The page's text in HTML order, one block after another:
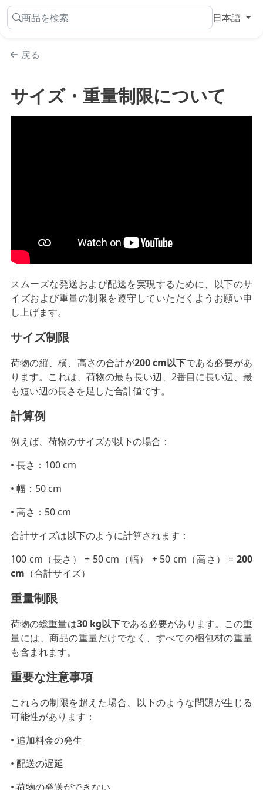
商品を検索 日本語
戻る
サイズ・重量制限について
スムーズな発送および配送を実現するために、以下のサ
イズおよび重量の制限を遵守していただくようお願い申
し上げます。
サイズ制限
荷物の縦、横、高さの合計が200 cm以下である必要があ
ります。これは、荷物の最も長い辺、2番目に長い辺、最
も短い辺の長さを足した合計値です。
計算例
例えば、荷物のサイズが以下の場合：
• 長さ：100 cm
• 幅：50 cm
• 高さ：50 cm
合計サイズは以下のように計算されます：
100 cm（長さ） + 50 cm（幅） + 50 cm（高さ） = 200
cm （合計サイズ）
重量制限
荷物の総重量は30 kg以下である必要があります。この重
量には、商品の重量だけでなく、すべての梱包材の重量
も含まれます。
重要な注意事項
これらの制限を超えた場合、以下のような問題が生じる
可能性があります：
• 追加料金の発生
• 配送の遅延
• 荷物の発送ができない